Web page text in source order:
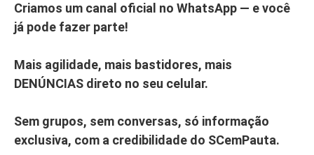
Criamos um canal oficial no WhatsApp — e você
já pode fazer parte!
Mais agilidade, mais bastidores, mais
DENÚNCIAS direto no seu celular.
Sem grupos, sem conversas, só informação
exclusiva, com a credibilidade do SCemPauta.